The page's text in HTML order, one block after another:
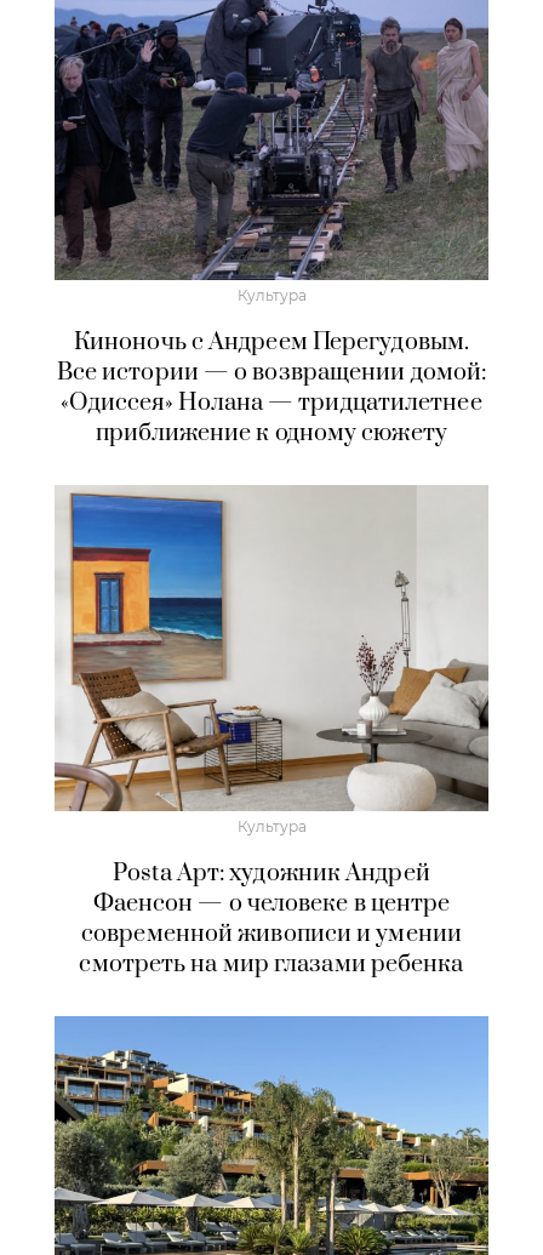
Культура
Киноночь с Андреем Перегудовым.
Все истории — о возвращении домой:
«Одиссея» Нолана — тридцатилетнее
приближение к одному сюжету
Культура
Posta Арт: художник Андрей
Фаенсон — о человеке в центре
современной живописи и умении
смотреть на мир глазами ребенка